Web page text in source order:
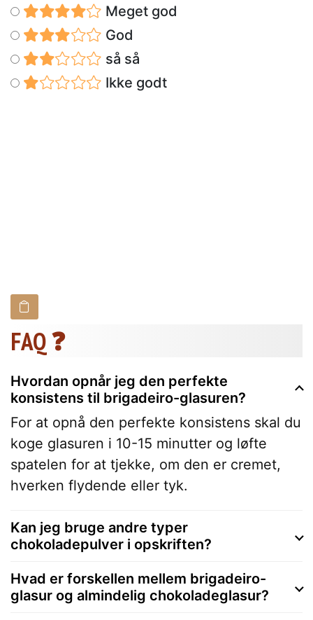
Meget god
God
så så
Ikke godt
FAQ ❓
Hvordan opnår jeg den perfekte
konsistens til brigadeiro-glasuren?
For at opnå den perfekte konsistens skal du
koge glasuren i 10-15 minutter og løfte
spatelen for at tjekke, om den er cremet,
hverken flydende eller tyk.
Kan jeg bruge andre typer
chokoladepulver i opskriften?
Hvad er forskellen mellem brigadeiro-
glasur og almindelig chokoladeglasur?